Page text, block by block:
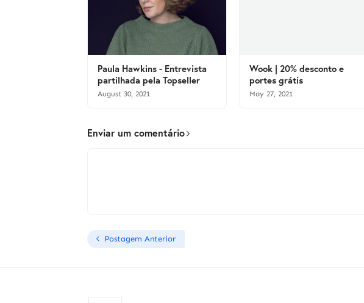
Paula Hawkins - Entrevista
partilhada pela Topseller
August 30, 2021
Wook | 20% desconto e
portes grátis
May 27, 2021
Enviar um comentário
Postagem Anterior